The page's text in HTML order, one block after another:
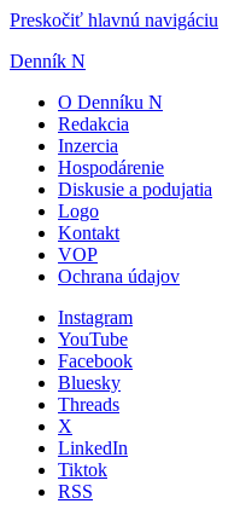
Preskočiť hlavnú navigáciu
Denník N
O Denníku N
Redakcia
Inzercia
Hospodárenie
Diskusie a podujatia
Logo
Kontakt
VOP
Ochrana údajov
Instagram
YouTube
Facebook
Bluesky
Threads
X
LinkedIn
Tiktok
RSS